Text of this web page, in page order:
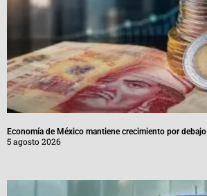
Economía de México mantiene crecimiento por
5 agosto 2026